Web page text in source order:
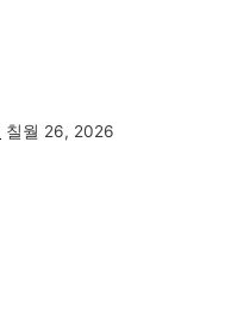
칠월 26, 2026